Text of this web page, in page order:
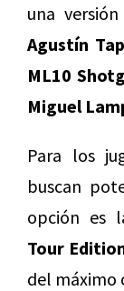
una
Agustín
ML10
Miguel
Para los
buscan
opción es
Tour
del máximo